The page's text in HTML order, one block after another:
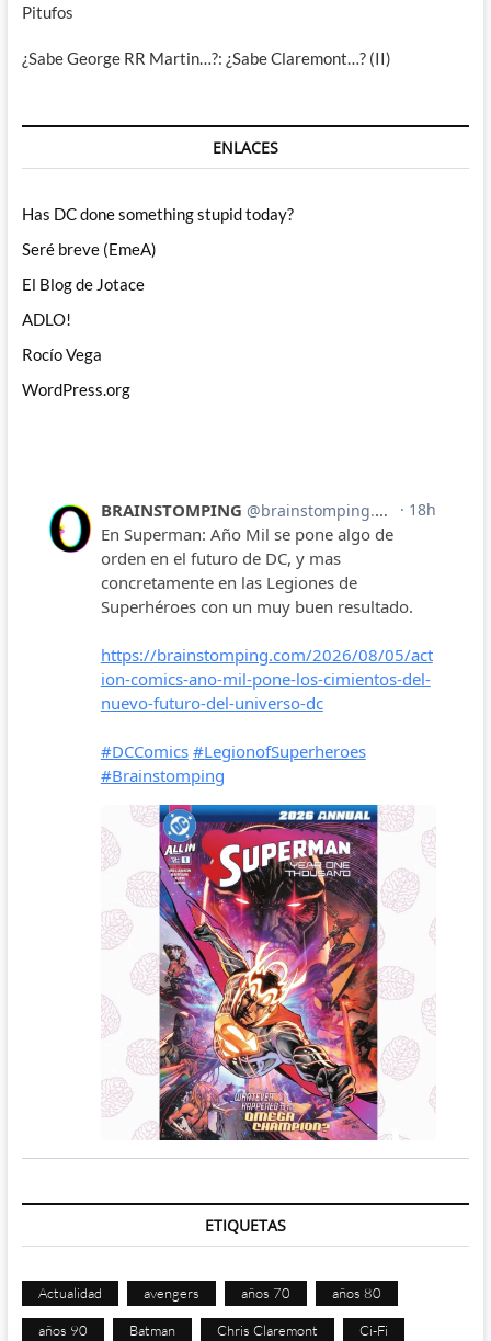
Pitufos
¿Sabe George RR Martin…?: ¿Sabe Claremont…? (II)
ENLACES
Has DC done something stupid today?
Seré breve (EmeA)
El Blog de Jotace
ADLO!
Rocío Vega
WordPress.org
ETIQUETAS
Actualidad avengers años 70 años 80
años 90 Batman Chris Claremont Ci-Fi